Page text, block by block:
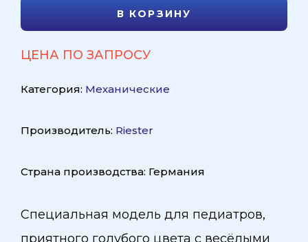
В КОРЗИНУ
ЦЕНА ПО ЗАПРОСУ
Категория: Механические
Производитель: Riester
Страна производства: Германия
Специальная модель для педиатров,
приятного голубого цвета с весёлыми